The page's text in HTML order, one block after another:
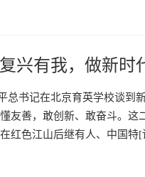
兴有我，做新时
总书记在北京育英学校谈到
友善，敢创新、敢奋斗。
红色江山后继有人、中国特[